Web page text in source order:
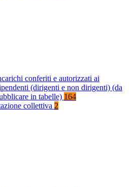
conferiti e autorizzati ai
(dirigenti e non dirigenti) (da
in tabelle) 164
collettiva 2